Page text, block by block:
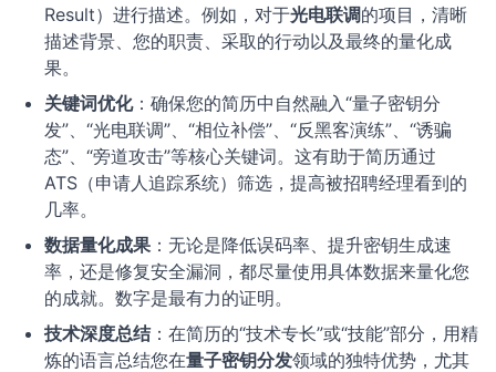
Result）进行描述。例如，对于光电联调的项目，清晰
描述背景、您的职责、采取的行动以及最终的量化成
果。
关键词优化：确保您的简历中自然融入“量子密钥分
发”、“光电联调”、“相位补偿”、“反黑客演练”、“诱骗
态”、“旁道攻击”等核心关键词。这有助于简历通过
ATS（申请人追踪系统）筛选，提高被招聘经理看到的
几率。
数据量化成果 ：无论是降低误码率、提升密钥生成速
率，还是修复安全漏洞，都尽量使用具体数据来量化您
的成就。数字是最有力的证明。
技术深度总结：在简历的“技术专长”或“技能”部分，用精
炼的语言总结您在量子密钥分发领域的独特优势，尤其